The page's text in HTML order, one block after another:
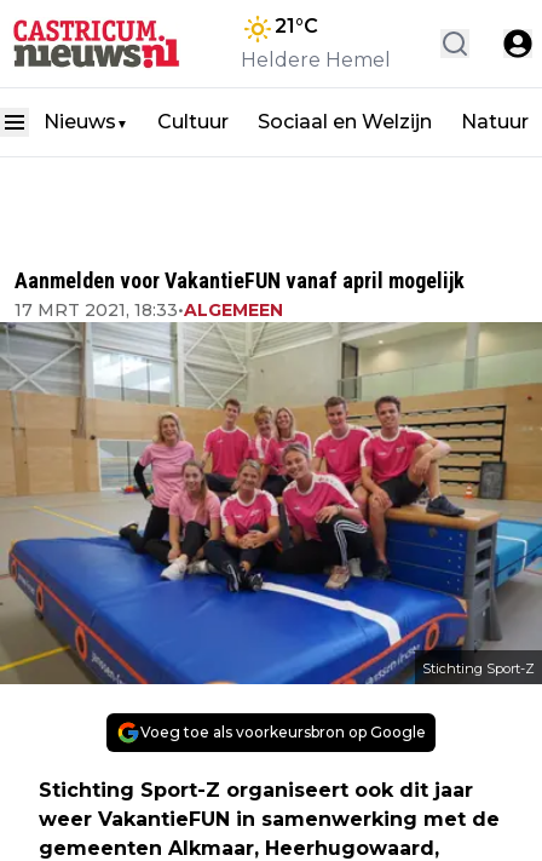
21°C
Heldere Hemel
Nieuws ▼ Cultuur Sociaal en Welzijn Natuur
Aanmelden voor VakantieFUN vanaf april mogelijk
17 MRT 2021, 18:33•ALGEMEEN
Stichting Sport-Z
Voeg toe als voorkeursbron op Google
Stichting Sport-Z organiseert ook dit jaar
weer VakantieFUN in samenwerking met de
gemeenten Alkmaar, Heerhugowaard,